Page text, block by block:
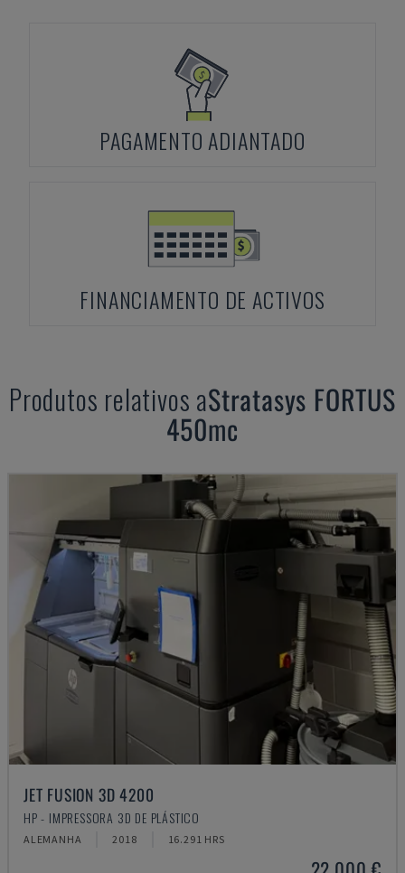
PAGAMENTO ADIANTADO
FINANCIAMENTO DE ACTIVOS
Produtos relativos aStratasys FORTUS
450mc
JET FUSION 3D 4200
HP - IMPRESSORA 3D DE PLÁSTICO
ALEMANHA 2018 16.291 HRS